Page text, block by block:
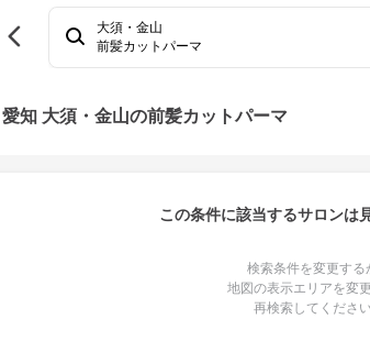
大須・金山
前髪カットパーマ
愛知 大須・金山の前髪カットパーマ
この条件に該当するサロンは
検索条件を変更する
地図の表示エリアを変
再検索してくださ